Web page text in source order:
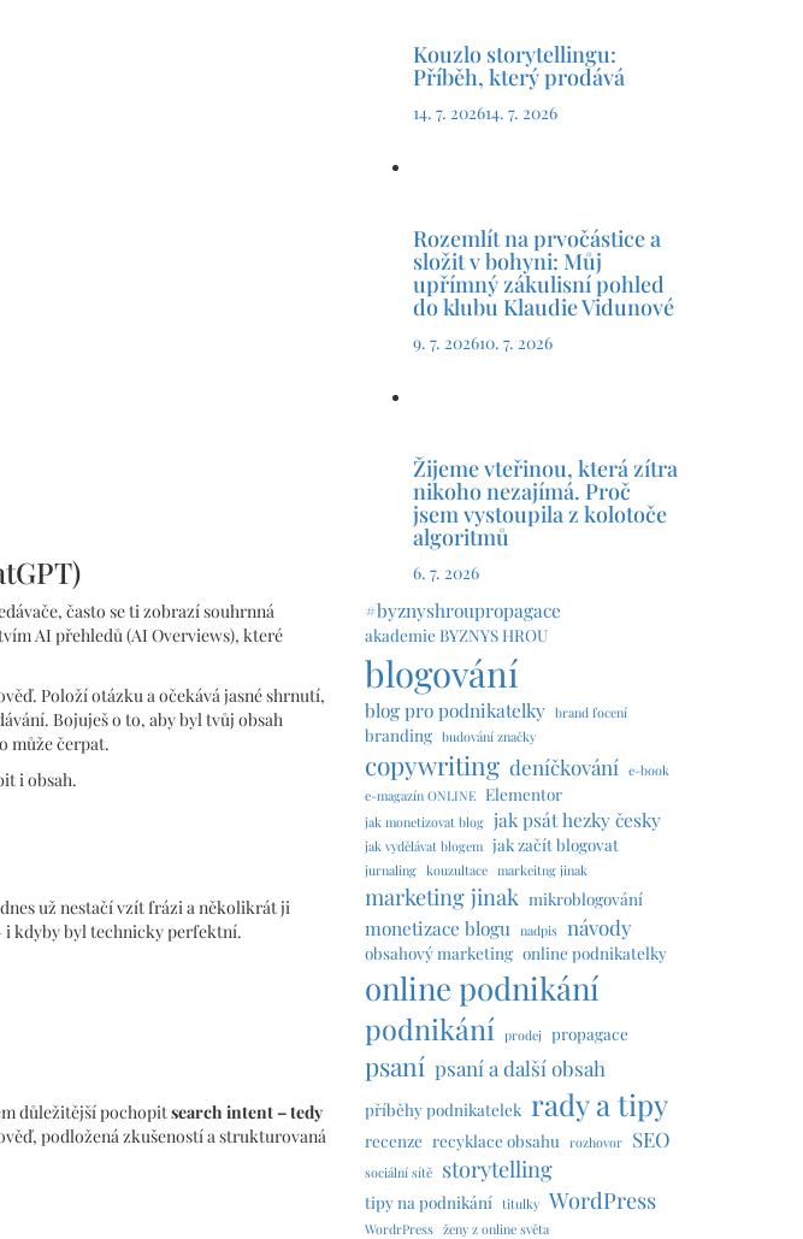
často se ti zobrazí souhrnná
AI přehledů (AI Overviews), které
Položí otázku a očekává jasné shrnutí,
Bojuješ o to, aby byl tvůj obsah
může čerpat.
i obsah.
už nestačí vzít frázi a několikrát ji
i kdyby byl technicky perfektní.
důležitější pochopitsearch intent – tedy
podložená zkušeností a strukturovaná
Kouzlo storytellingu:
Příběh, který prodává
14. 7. 202614. 7. 2026
Rozemlít na prvočástice a
složit v bohyni: Můj
upřímný zákulisní pohled
do klubu Klaudie Vidunové
9. 7. 202610. 7. 2026
Žijeme vteřinou, která zítra
nikoho nezajímá. Proč
jsem vystoupila z kolotoče
algoritmů
6. 7. 2026
#byznyshroupropagace
akademie BYZNYS HROU
blogování
blog pro podnikatelky brand focení
branding budování značky
copywriting deníčkování e-book
e-magazín ONLINE Elementor
jak monetizovat blog jak psát hezky česky
jak vydělávat blogem jak začít blogovat
jurnaling kouzultace markeitng jinak
marketing jinak mikroblogování
monetizace blogu nadpis návody
obsahový marketing online podnikatelky
online podnikání
podnikání prodej propagace
psaní psaní a další obsah
příběhy podnikatelek rady a tipy
recenze recyklace obsahu rozhovor SEO
sociální sítě storytelling
tipy na podnikání titulky WordPress
WordrPress ženy z online světa